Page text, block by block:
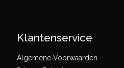
Klantenservice
Algemene Voorwaarden